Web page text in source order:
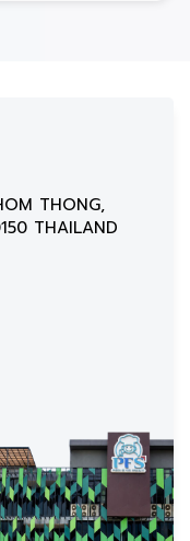
THONG,
THAILAND